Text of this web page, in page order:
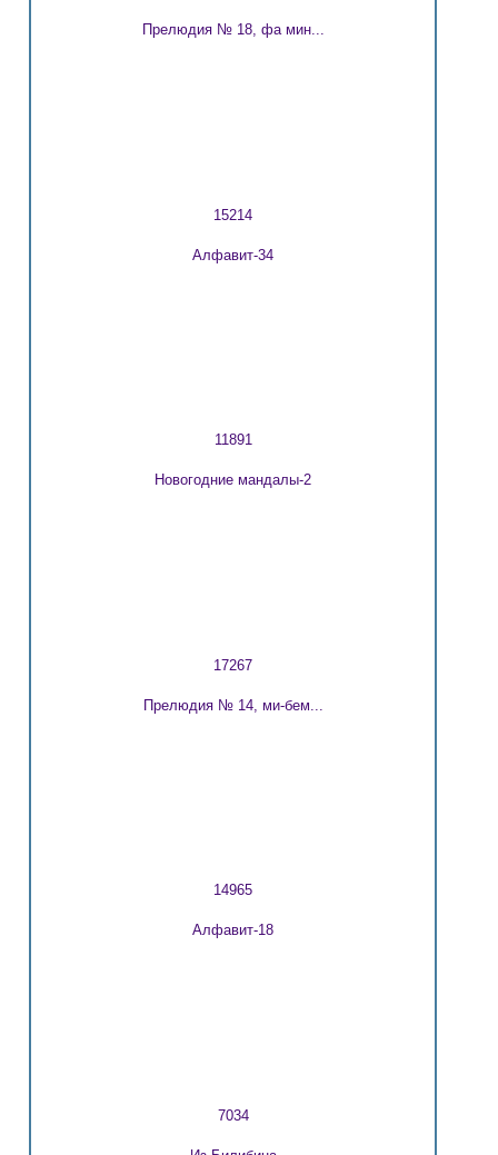
Прелюдия № 18, фа мин...
15214
Алфавит-34
11891
Новогодние мандалы-2
17267
Прелюдия № 14, ми-бем...
14965
Алфавит-18
7034